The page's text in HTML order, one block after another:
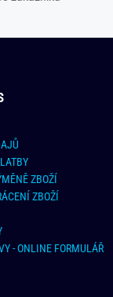
ZBOŽÍ
ZBOŽÍ
- ONLINE FORMULÁŘ